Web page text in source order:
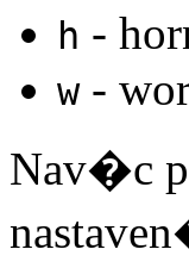
h -
w-
Nav�c